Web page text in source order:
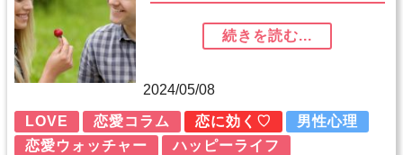
続きを読む...
2024/05/08
LOVE 恋愛コラム 恋に効く♡
男性心理
恋愛ウォッチャー
ハッピーライフ